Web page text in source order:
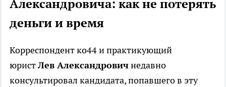
Александровича: как не потерять
деньги и время
Корреспондент ко44 и практикующий
юристЛев Александровичнедавно
консультировал кандидата, попавшего в эту